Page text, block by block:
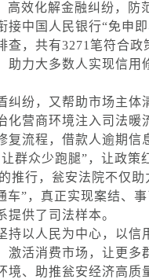
高效化解金融纠纷，
中国人民银行“免申即
查，共有3271笔符合
助力大多数人实现信
纷，又帮助市场主体
化营商环境注入司法
复流程，借款人逾期
群众少跑腿”，让政策
行，瓮安法院不仅助
车”，真正实现案结、
提供了司法样本。
以人民为中心，以信
激活消费市场，让更
境、助推瓮安经济高质